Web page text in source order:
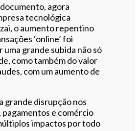
agora
tecnológica
o aumento repentino
‘online’ foi
uma grande subida não só
como também do valor
com um aumento de
grande disrupção nos
pagamentos e comércio
impactos por todo